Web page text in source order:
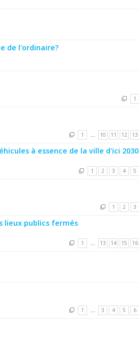
de l'ordinaire?
1
1 … 10 11 12 13
à essence de la ville d'ici 2030
1 2 3 4 5
1 2 3
lieux publics fermés
1 … 13 14 15 16
1 … 3 4 5 6